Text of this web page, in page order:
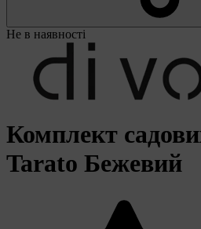
Не в наявності
Комплект
Tarato Бежевий